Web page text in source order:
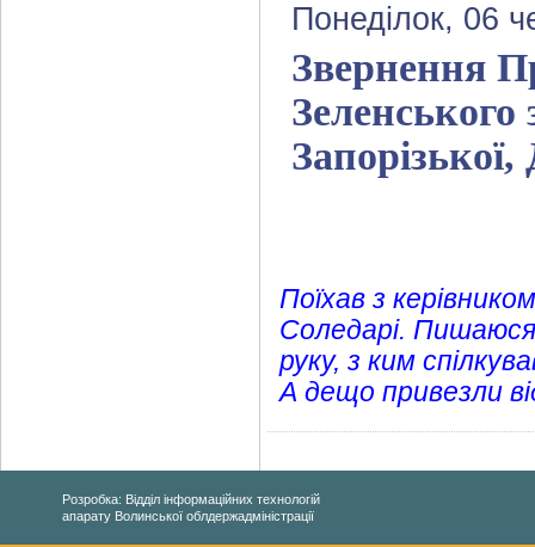
Понеділок, 06
Звернення
Зеленського
Поїхав з
Соледарі.
руку, з ким
А дещо привезли
Розробка: Відділ інформаційних технологій
апарату Волинської облдержадміністрації